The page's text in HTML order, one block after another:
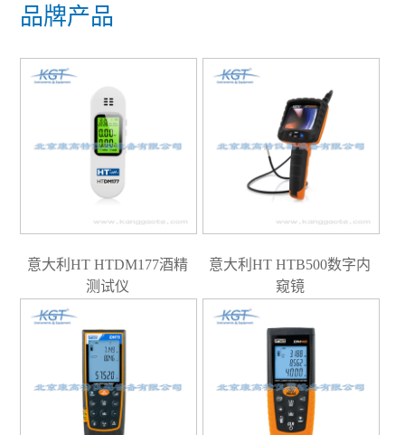
品牌产品
意大利HT HTDM177酒精
测试仪
意大利HT HTB500数字内
窥镜